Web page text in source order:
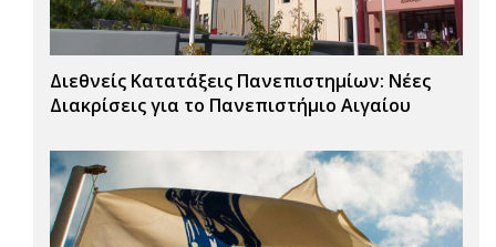
Διεθνείς Κατατάξεις Πανεπιστημίων: Νέες
Διακρίσεις για το Πανεπιστήμιο Αιγαίου